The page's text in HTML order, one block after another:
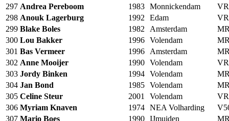
297 Andrea Pereboom 1983 Monnickendam
298 Anouk Lagerburg 1992 Edam
299 Blake Boles 1982 Amsterdam
300 Lou Bakker 1996 Volendam
301 Bas Vermeer 1996 Amsterdam
302 Anne Mooijer 1990 Volendam
303 Jordy Binken 1994 Volendam
304 Jan Bond 1985 Volendam
305 Celine Steur 2001 Volendam
306 Myriam Knaven 1974 NEA Volharding
307 Mario Boes 1990 IJmuiden